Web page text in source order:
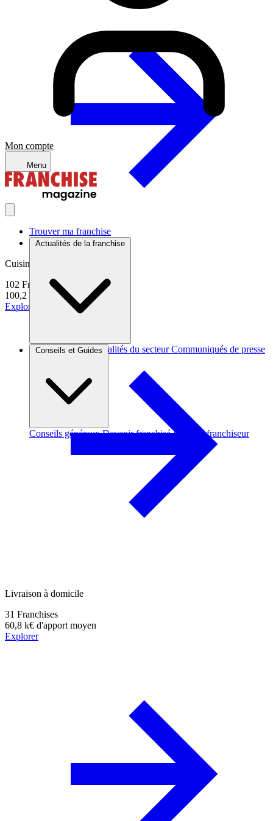
Mon compte
Menu
Trouver ma franchise
Actualités de la franchise
Brèves et actus Actualités du secteur Communiqués de presse
Conseils et Guides
Conseils généraux Devenir franchisé Devenir franchiseur
Cuisine du monde
102 Franchises
100,2 k€
d'apport moyen
Explorer
Livraison à domicile
31 Franchises
60,8 k€ d'apport moyen
Explorer